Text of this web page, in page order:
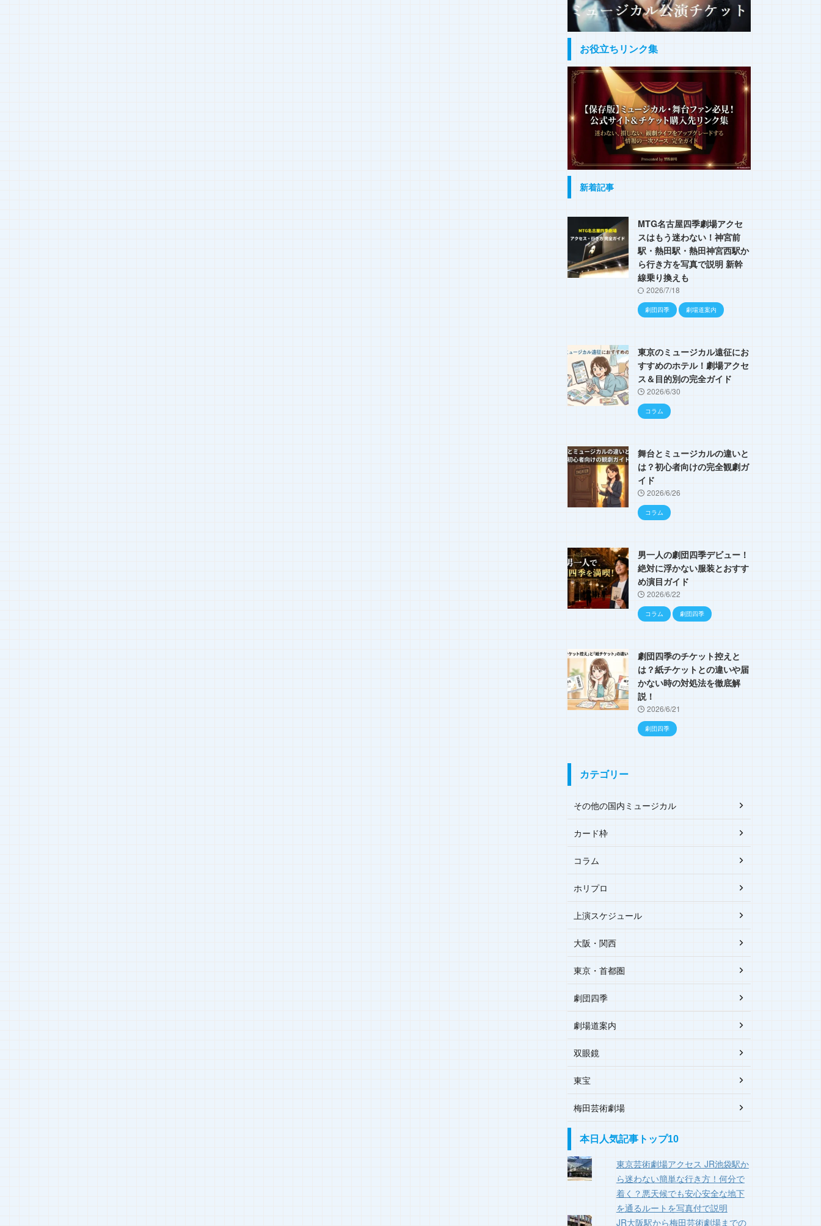
お役立ちリンク集
新着記事
MTG名古屋四季劇場アクセ
スはもう迷わない！神宮前
駅・熱田駅・熱田神宮西駅か
ら行き方を写真で説明 新幹
線乗り換えも
2026/7/18
劇団四季 劇場道案内
東京のミュージカル遠征にお
すすめのホテル！劇場アクセ
ス＆目的別の完全ガイド
2026/6/30
コラム
舞台とミュージカルの違いと
は？初心者向けの完全観劇ガ
イド
2026/6/26
コラム
男一人の劇団四季デビュー！
絶対に浮かない服装とおすす
め演目ガイド
2026/6/22
コラム 劇団四季
劇団四季のチケット控えと
は？紙チケットとの違いや届
かない時の対処法を徹底解
説！
2026/6/21
劇団四季
カテゴリー
その他の国内ミュージカル
カード枠
コラム
ホリプロ
上演スケジュール
大阪・関西
東京・首都圏
劇団四季
劇場道案内
双眼鏡
東宝
梅田芸術劇場
本日人気記事トップ10
東京芸術劇場アクセス JR池袋駅か
ら迷わない簡単な行き方！何分で
着く？悪天候でも安心安全な地下
を通るルートを写真付で説明
JR大阪駅から梅田芸術劇場までの